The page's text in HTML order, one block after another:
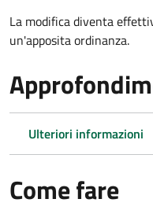
La modifica diventa
un'apposita ordinanza.
Ulteriori informazioni
Come fare